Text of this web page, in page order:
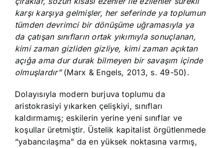
karşı karşıya gelmişler, her seferinde ya toplumun
tümden devrimci bir dönüşüme uğramasıyla ya
da çatışan sınıfların ortak yıkımıyla sonuçlanan,
kimi zaman gizliden gizliye, kimi zaman açıktan
açığa ama dur durak bilmeyen bir savaşım içinde
olmuşlardır”(Marx & Engels, 2013, s. 49-50).
Dolayısıyla modern burjuva toplumu da
aristokrasiyi yıkarken çelişkiyi, sınıfları
kaldırmamış; eskilerin yerine yeni sınıflar ve
koşullar üretmiştir. Üstelik kapitalist örgütlenmede
“yabancılaşma” da en yüksek noktasına varmış,